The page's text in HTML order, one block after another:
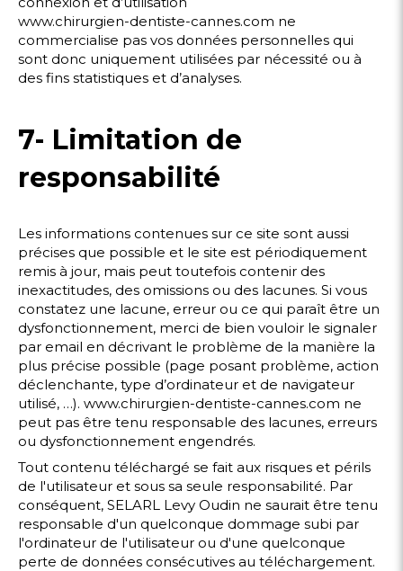
www.chirurgien-dentiste-cannes.com ne
commercialise pas vos données personnelles qui
sont donc uniquement utilisées par nécessité ou à
des fins statistiques et d’analyses.
7- Limitation de
responsabilité
Les informations contenues sur ce site sont aussi
précises que possible et le site est périodiquement
remis à jour, mais peut toutefois contenir des
inexactitudes, des omissions ou des lacunes. Si vous
constatez une lacune, erreur ou ce qui paraît être un
dysfonctionnement, merci de bien vouloir le signaler
par email en décrivant le problème de la manière la
plus précise possible (page posant problème, action
déclenchante, type d’ordinateur et de navigateur
utilisé, …). www.chirurgien-dentiste-cannes.com ne
peut pas être tenu responsable des lacunes, erreurs
ou dysfonctionnement engendrés.
Tout contenu téléchargé se fait aux risques et périls
de l'utilisateur et sous sa seule responsabilité. Par
conséquent, SELARL Levy Oudin ne saurait être tenu
responsable d'un quelconque dommage subi par
l'ordinateur de l'utilisateur ou d'une quelconque
perte de données consécutives au téléchargement.